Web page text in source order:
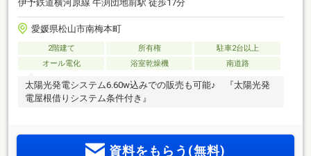
伊予鉄道横河原線 牛渕団地前駅 徒歩17分
愛媛県松山市南梅本町
2階建て 所有権
駐車2台以上
オール電化
浴室乾燥機 南道路
太陽光発電システム6.60w込みでの販売も可能♪ 『太陽光発
電屋根借りシステム条件付き』
資料をもらう(無料)